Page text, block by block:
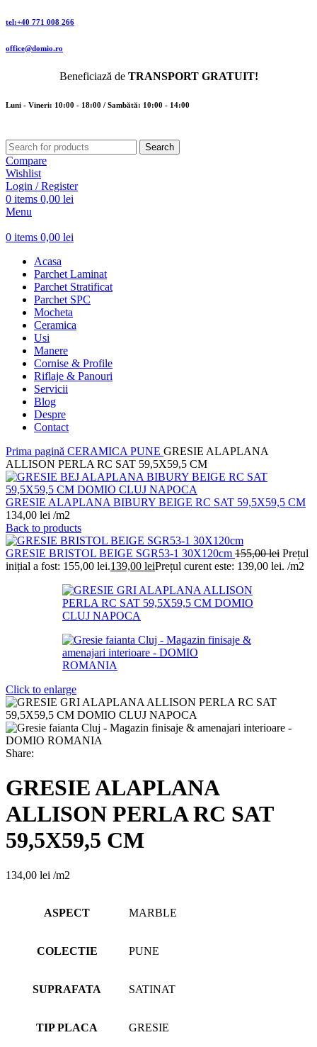
tel:+40 771 008 266
office@domio.ro
Beneficiază de TRANSPORT GRATUIT!
Luni - Vineri: 10:00 - 18:00 / Sambătă: 10:00 - 14:00
Search
Compare
Wishlist
Login / Register
0 items 0,00 lei
Menu
0 items 0,00 lei
Acasa
Parchet Laminat
Parchet Stratificat
Parchet SPC
Mocheta
Ceramica
Usi
Manere
Cornise & Profile
Riflaje & Panouri
Servicii
Blog
Despre
Contact
Prima pagină CERAMICA PUNE GRESIE ALAPLANA
ALLISON PERLA RC SAT 59,5X59,5 CM
GRESIE ALAPLANA BIBURY BEIGE RC SAT 59,5X59,5 CM
134,00 lei /m2
Back to products
GRESIE BRISTOL BEIGE SGR53-1 30X120cm 155,00lei Prețul
inițial a fost: 155,00 lei.139,00 leiPrețul curent este: 139,00 lei. /m2
Click to enlarge
Share:
GRESIE ALAPLANA
ALLISON PERLA RC SAT
59,5X59,5 CM
134,00 lei /m2
ASPECT MARBLE
COLECTIE PUNE
SUPRAFATA SATINAT
TIP PLACA GRESIE